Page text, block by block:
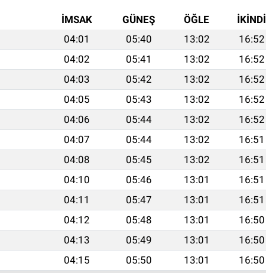
İMSAK GÜNEŞ ÖĞLE İKINDI
04:01 05:40 13:02 16:52
04:02 05:41 13:02 16:52
04:03 05:42 13:02 16:52
04:05 05:43 13:02 16:52
04:06 05:44 13:02 16:52
04:07 05:44 13:02 16:51
04:08 05:45 13:02 16:51
04:10 05:46 13:01 16:51
04:11 05:47 13:01 16:51
04:12 05:48 13:01 16:50
04:13 05:49 13:01 16:50
04:15 05:50 13:01 16:50